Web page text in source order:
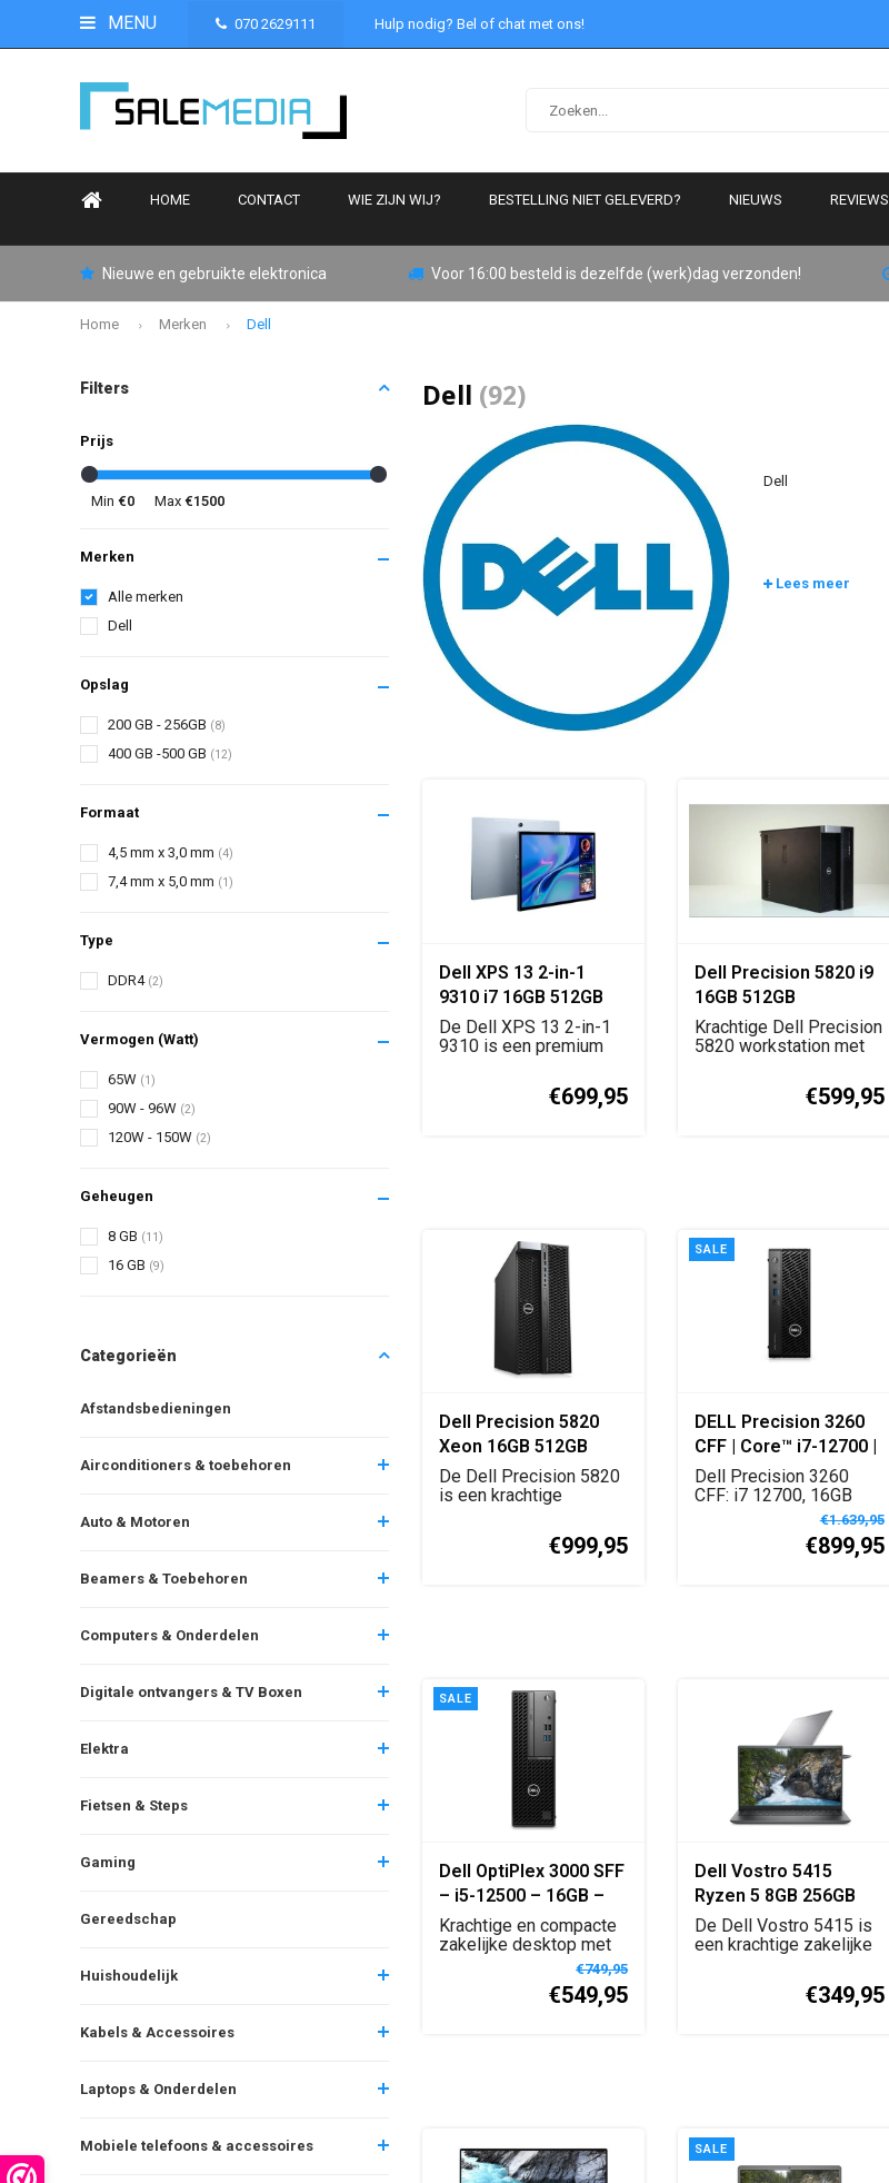
MENU 070 2629111 Hulp nodig? Bel of chat met ons!
HOME CONTACT WIE ZIJN WIJ? BESTELLING NIET GELEVERD? NIEUWS REVIEWS
Nieuwe en gebruikte elektronica Voor 16:00 besteld is dezelfde (werk)dag verzonden!
Home Merken Dell
Filters
Prijs
Min €0 Max €1500
Merken
Alle merken
Dell
Opslag
200 GB - 256GB (8)
400 GB -500 GB (12)
Formaat
4,5 mm x 3,0 mm (4)
7,4 mm x 5,0 mm (1)
Type
DDR4 (2)
Vermogen (Watt)
65W (1)
90W - 96W (2)
120W - 150W (2)
Geheugen
8 GB (11)
16 GB (9)
Categorieën
Afstandsbedieningen
Airconditioners & toebehoren
Auto & Motoren
Beamers & Toebehoren
Computers & Onderdelen
Digitale ontvangers & TV Boxen
Elektra
Fietsen & Steps
Gaming
Gereedschap
Huishoudelijk
Kabels & Accessoires
Laptops & Onderdelen
Mobiele telefoons & accessoires
Dell (92)
Dell
Lees meer
Dell XPS 13 2-in-1
9310 i7 16GB 512GB
De Dell XPS 13 2-in-1
9310 is een premium
€699,95
Dell Precision 5820 i9
16GB 512GB
Workstation
Krachtige Dell Precision
5820 workstation met
€599,95
Dell Precision 5820
Xeon 16GB 512GB
De Dell Precision 5820
is een krachtige
€999,95
SALE
DELL Precision 3260
CFF | Core™ i7-12700 |
16GB DDR5 | 512GB
SSD | NVIDIA QUADRO
T1000 | W11 Pro
Dell Precision 3260
CFF: i7 12700, 16GB
DDR5, 512GB SSD,€1.639,95
€899,95
SALE
Dell OptiPlex 3000 SFF
– i5-12500 – 16GB –
512GB SSD – Windows
10 Pro
Krachtige en compacte
zakelijke desktop met
€749,95
€549,95
Dell Vostro 5415
Ryzen 5 8GB 256GB
QWERTY
De Dell Vostro 5415 is
een krachtige zakelijke
€349,95
SALE